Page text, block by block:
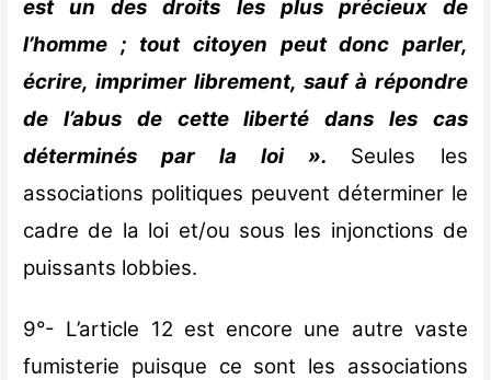
est un des droits les plus précieux de
l’homme ; tout citoyen peut donc parler,
écrire, imprimer librement, sauf à répondre
de l’abus de cette liberté dans les cas
déterminés par la loi ». Seules les
associations politiques peuvent déterminer le
cadre de la loi et/ou sous les injonctions de
puissants lobbies.
9°- L’article 12 est encore une autre vaste
fumisterie puisque ce sont les associations